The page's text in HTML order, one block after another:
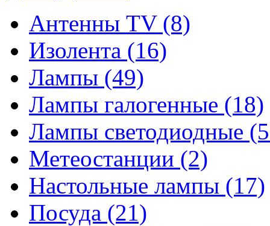
Антенны TV (8)
Изолента (16)
Лампы (49)
Лампы галогенные (18)
Лампы светодиодные
Метеостанции (2)
Настольные лампы (17)
Посуда (21)